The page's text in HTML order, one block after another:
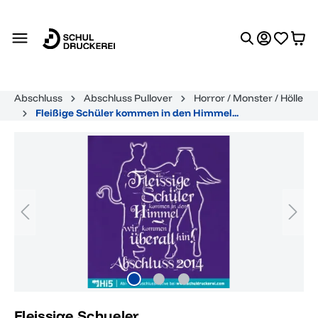
Abschluss Abschluss Pullover
Horror / Monster / Hölle
Fleißige Schüler kommen in den Himmel...
Bildergalerie überspringen